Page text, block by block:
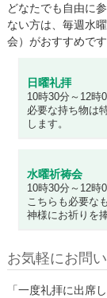
どなたでも自由に
ない方は、毎週水
会）がおすすめです
日曜礼拝
10時30分～12時
必要な持ち物は
します。
水曜祈祷会
10時30分～12時
こちらも必要な
神様にお祈りを
お気軽にお問
「一度礼拝に出席